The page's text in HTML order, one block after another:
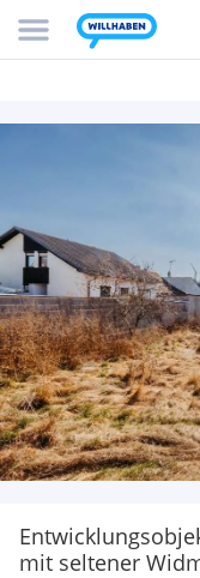
mit seltener